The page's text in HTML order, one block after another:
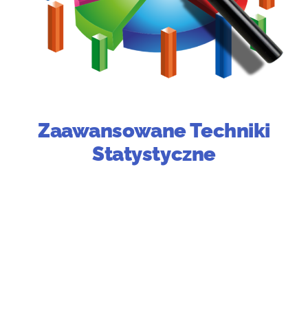
Zaawansowane Techniki
Statystyczne